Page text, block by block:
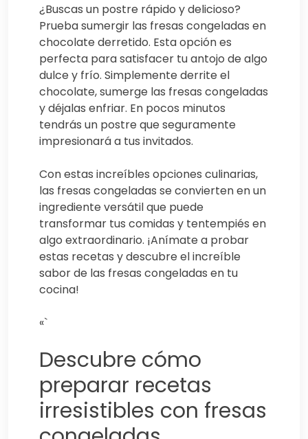
¿Buscas un postre rápido y delicioso?
Prueba sumergir las fresas congeladas en
chocolate derretido. Esta opción es
perfecta para satisfacer tu antojo de algo
dulce y frío. Simplemente derrite el
chocolate, sumerge las fresas congeladas
y déjalas enfriar. En pocos minutos
tendrás un postre que seguramente
impresionará a tus invitados.
Con estas increíbles opciones culinarias,
las fresas congeladas se convierten en un
ingrediente versátil que puede
transformar tus comidas y tentempiés en
algo extraordinario. ¡Anímate a probar
estas recetas y descubre el increíble
sabor de las fresas congeladas en tu
cocina!
«`
Descubre cómo
preparar recetas
irresistibles con fresas